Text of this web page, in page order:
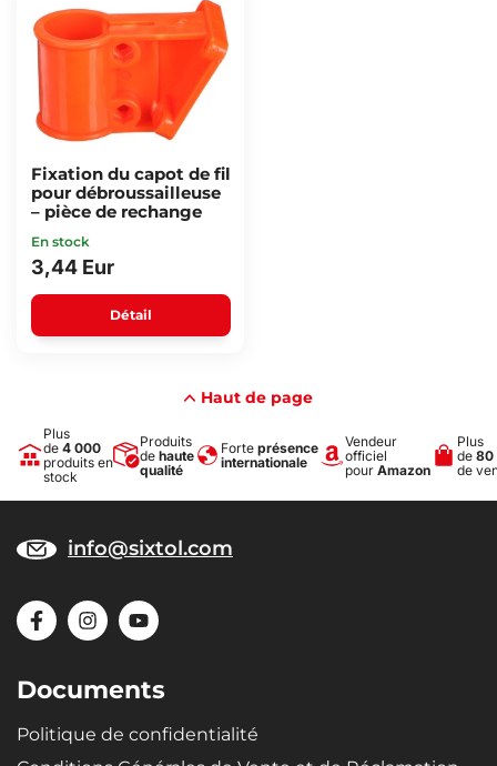
Fixation du capot de fil
pour débroussailleuse
– pièce de rechange
En stock
3,44 Eur
Détail
Haut de page
Plus
de 4 000
produits en
stock
Produits
de haute
qualité
Forte présence
internationale
Vendeur
officiel
pour Amazon
Plus
de 80
de
info@sixtol.com
Documents
Politique de confidentialité